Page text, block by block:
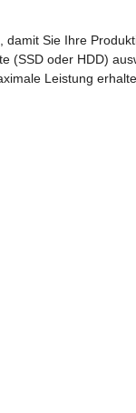
Sie Ihre
(SSD oder HDD)
Leistung